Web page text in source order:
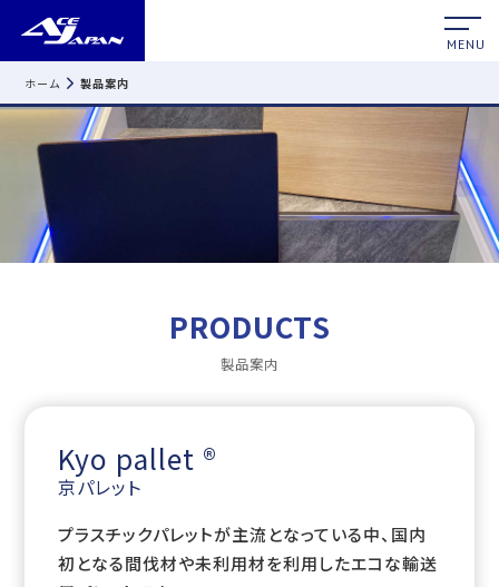
MENU
ホーム 製品案内
PRODUCTS
製品案内
Kyo pallet ®
京パレット
プラスチックパレットが主流となっている中、国内
初となる間伐材や未利用材を利用したエコな輸送